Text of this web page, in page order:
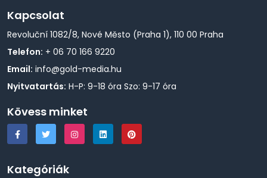
Kapcsolat
Revoluční 1082/8, Nové Město (Praha 1), 110 00 Praha
Telefon: + 06 70 166 9220
Email: info@gold-media.hu
Nyitvatartás: H-P: 9-18 óra Szo: 9-17 óra
Kövess minket
Kategóriák